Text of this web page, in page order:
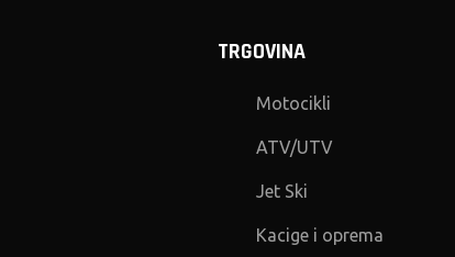
TRGOVINA
Motocikli
ATV/UTV
Jet Ski
Kacige i oprema